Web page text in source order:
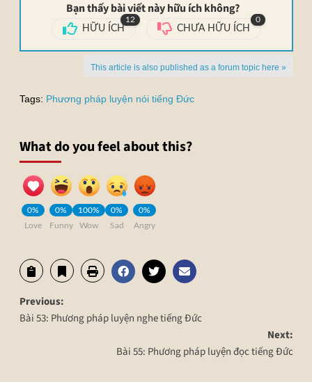
Bạn thấy bài viết này hữu ích không?
HỮU ÍCH
12
CHƯA HỮU ÍCH
0
This article is also published as a forum topic here »
Tags: Phương pháp luyện nói tiếng Đức
What do you feel about this?
0%
Love
0%
Funny
100%
Wow
0%
Sad
0%
Angry
Previous:
Bài 53: Phương pháp luyện nghe tiếng Đức
Next:
Bài 55: Phương pháp luyện đọc tiếng Đức